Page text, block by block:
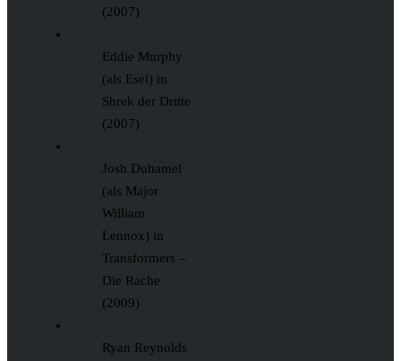
(2007)
Eddie Murphy
(als Esel) in
Shrek der Dritte
(2007)
Josh Duhamel
(als Major
William
Lennox) in
Transformers –
Die Rache
(2009)
Ryan Reynolds